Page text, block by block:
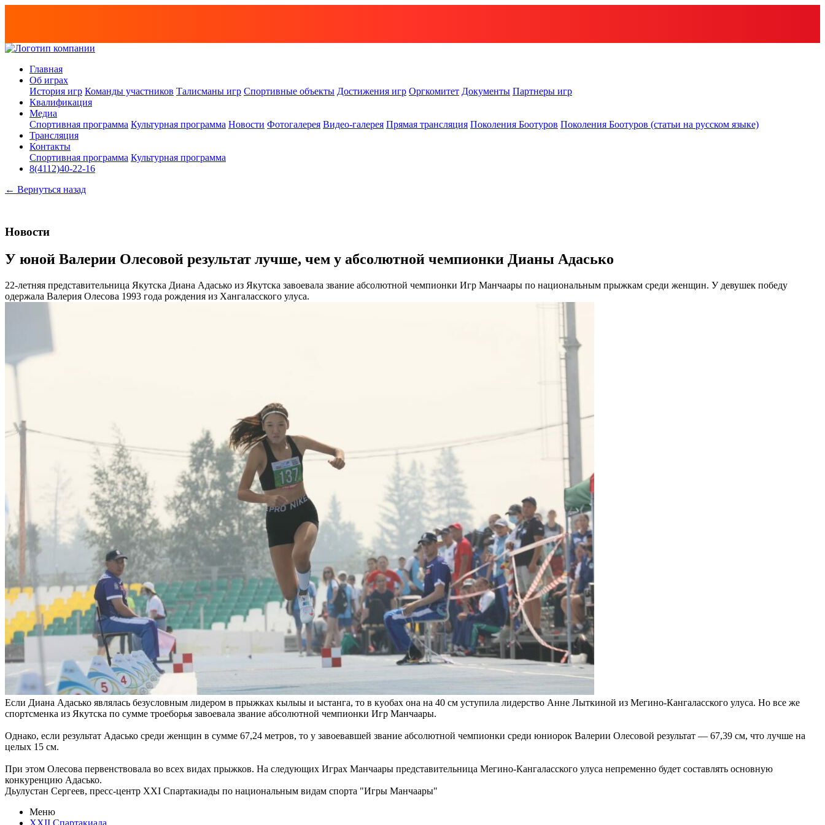
Главная
Об играх
История игр Команды участников Талисманы игр Спортивные объекты Достижения игр Оргкомитет Документы Партнеры игр
Квалификация
Медиа
Спортивная программа Культурная программа Новости Фотогалерея Видео-галерея Прямая трансляция Поколения Боотуров Поколения Боотуров (статьи на русском языке)
Трансляция
Контакты
Спортивная программа Культурная программа
8(4112)40-22-16
← Вернуться назад
Новости
У юной Валерии Олесовой результат лучше, чем у абсолютной чемпионки Дианы Адасько
22-летняя представительница Якутска Диана Адасько из Якутска завоевала звание абсолютной чемпионки Игр Манчаары по национальным прыжкам среди женщин. У девушек победу
одержала Валерия Олесова 1993 года рождения из Хангаласского улуса.
Если Диана Адасько являлась безусловным лидером в прыжках кылыы и ыстанга, то в куобах она на 40 см уступила лидерство Анне Лыткиной из Мегино-Кангаласского улуса. Но все же
спортсменка из Якутска по сумме троеборья завоевала звание абсолютной чемпионки Игр Манчаары.
Однако, если результат Адасько среди женщин в сумме 67,24 метров, то у завоевавшей звание абсолютной чемпионки среди юниорок Валерии Олесовой результат — 67,39 см, что лучше на
целых 15 см.
При этом Олесова первенствовала во всех видах прыжков. На следующих Играх Манчаары представительница Мегино-Кангаласского улуса непременно будет составлять основную
конкуренцию Адасько.
Дьулустан Сергеев, пресс-центр XXI Спартакиады по национальным видам спорта "Игры Манчаары"
Меню
XXII Спартакиада